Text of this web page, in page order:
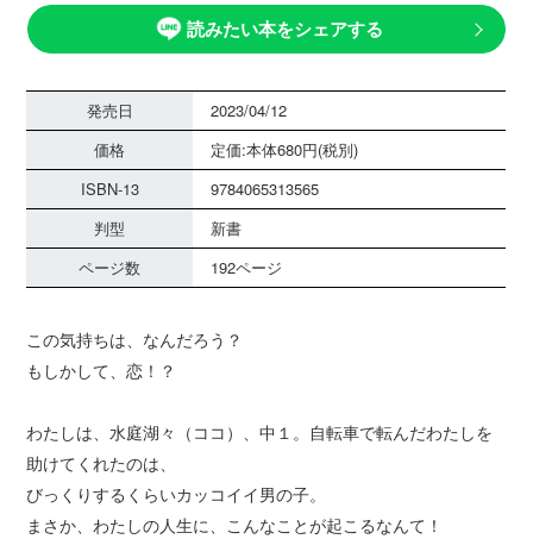
読みたい本をシェアする
発売日
2023/04/12
価格
定価:本体680円(税別)
ISBN-13
9784065313565
判型
新書
ページ数
192ページ
この気持ちは、なんだろう？
もしかして、恋！？
わたしは、水庭湖々（ココ）、中１。自転車で転んだわたしを
助けてくれたのは、
びっくりするくらいカッコイイ男の子。
まさか、わたしの人生に、こんなことが起こるなんて！